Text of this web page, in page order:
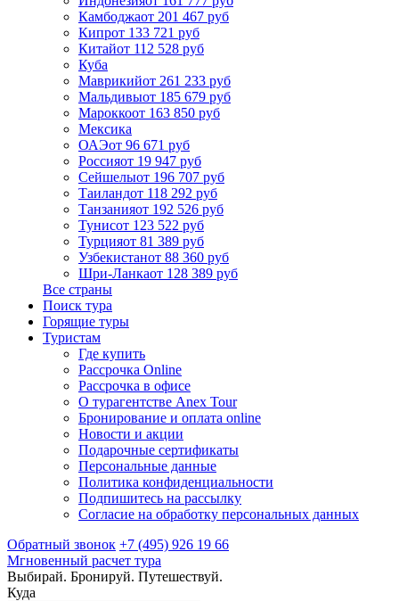
Камбоджаот 201 467 руб
Кипрот 133 721 руб
Китайот 112 528 руб
Куба
Маврикийот 261 233 руб
Мальдивыот 185 679 руб
Мароккоот 163 850 руб
Мексика
ОАЭот 96 671 руб
Россияот 19 947 руб
Сейшелыот 196 707 руб
Таиландот 118 292 руб
Танзанияот 192 526 руб
Тунисот 123 522 руб
Турцияот 81 389 руб
Узбекистанот 88 360 руб
Шри-Ланкаот 128 389 руб
Все страны
Поиск тура
Горящие туры
Туристам
Где купить
Рассрочка Online
Рассрочка в офисе
О турагентстве Anex Tour
Бронирование и оплата online
Новости и акции
Подарочные сертификаты
Персональные данные
Политика конфиденциальности
Подпишитесь на рассылку
Согласие на обработку персональных данных
Обратный звонок +7 (495) 926 19 66
Мгновенный расчет тура
Выбирай. Бронируй. Путешествуй.
Куда